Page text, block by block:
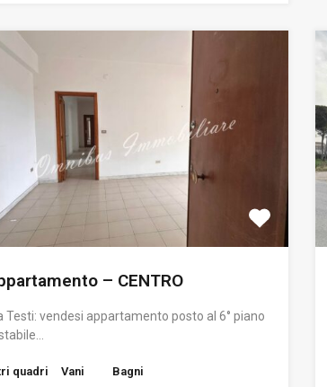
– CENTRO
Testi: vendesi appartamento posto al 6° piano
quadri Vani Bagni